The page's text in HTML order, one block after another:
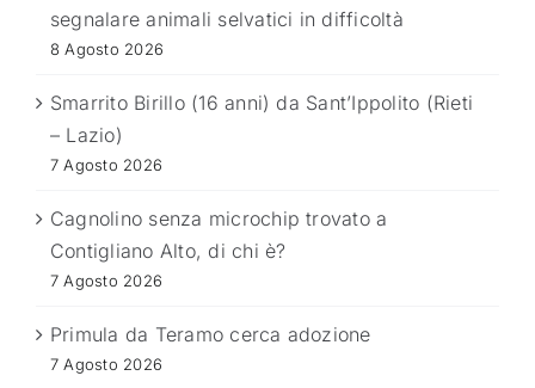
segnalare animali selvatici in difficoltà
8 Agosto 2026
Smarrito Birillo (16 anni) da Sant’Ippolito (Rieti
– Lazio)
7 Agosto 2026
Cagnolino senza microchip trovato a
Contigliano Alto, di chi è?
7 Agosto 2026
Primula da Teramo cerca adozione
7 Agosto 2026